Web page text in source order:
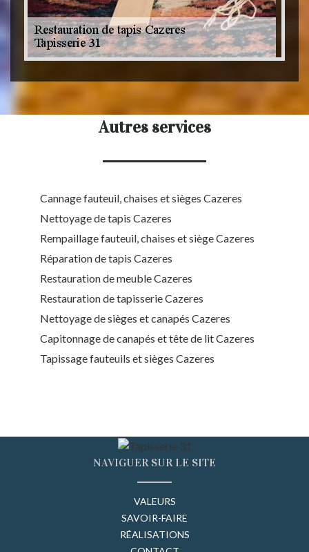
Autres services
Cannage fauteuil, chaises et sièges Cazeres
Nettoyage de tapis Cazeres
Rempaillage fauteuil, chaises et siège Cazeres
Réparation de tapis Cazeres
Restauration de meuble Cazeres
Restauration de tapisserie Cazeres
Nettoyage de sièges et canapés Cazeres
Capitonnage de canapés et tête de lit Cazeres
Tapissage fauteuils et sièges Cazeres
NAVIGUER SUR LE SITE
VALEURS
SAVOIR-FAIRE
RÉALISATIONS